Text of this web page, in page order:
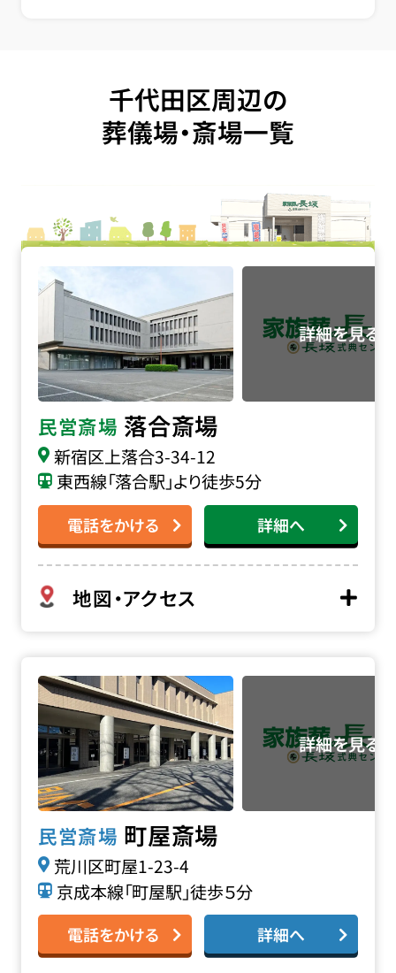
千代田区周辺の
葬儀場・斎場一覧
民営斎場 落合斎場
新宿区上落合3-34-12
東西線「落合駅」より徒歩5分
電話をかける 詳細へ
地図・アクセス
落合斎場の詳細へ
民営斎場 町屋斎場
荒川区町屋1-23-4
京成本線「町屋駅」徒歩５分
電話をかける 詳細へ
町屋斎場の詳細へ